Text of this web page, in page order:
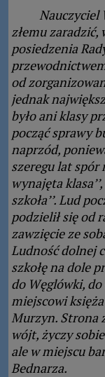
Nauczyciel
złemu zaradzić,
posiedzenia
od
jednak
było ani klasy
począć sprawy
naprzód,
szeregu lat spór
wynajęta
szkoła’’. Lud
podzielił się od
zawzięcie ze
Ludność dolnej
szkołę na dole
do Węglówki,
miejscowi
Murzyn. Strona
wójt, życzy
ale w miejscu
Bednarza.